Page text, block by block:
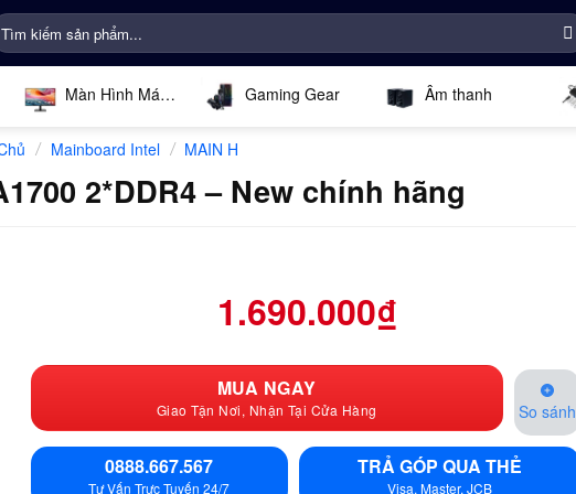
Màn Hình Máy
Gaming Gear Âm thanh
/ Mainboard Intel / MAIN H
2*DDR4 – New chính hãng
1.690.000₫
MUA NGAY
Giao Tận Nơi, Nhận Tại Cửa Hàng So sánh
0888.667.567
Tư Vấn Trực Tuyến 24/7
TRẢ GÓP QUA THẺ
Visa, Master, JCB